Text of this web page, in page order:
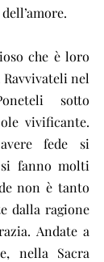
che è loro
nel
sotto
vivificante.
fede si
fanno molti
non è tanto
dalla ragione
Andate a
nella Sacra